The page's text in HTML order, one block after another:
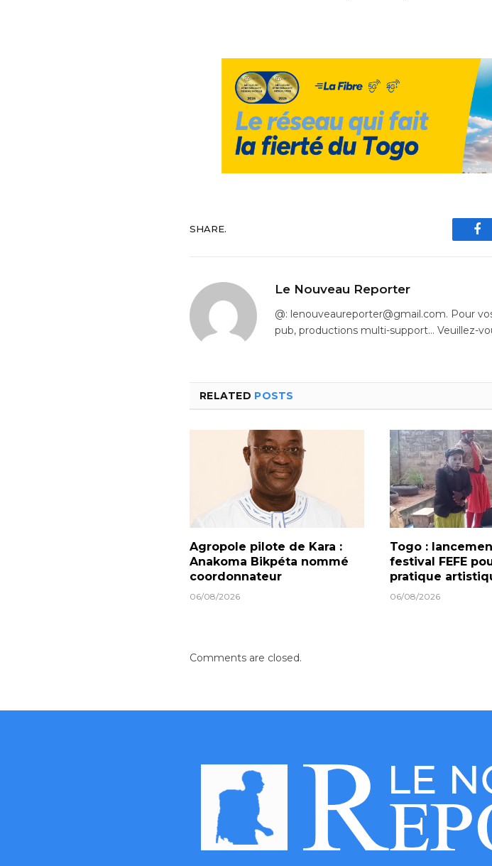
SHARE.
Le Nouveau Reporter
@: lenouveaureporter@gmail.com. Pour
pub, productions multi-support… Veuillez-
RELATED POSTS
Agropole pilote de Kara :
Anakoma Bikpéta nommé
coordonnateur
06/08/2026
Togo :
festival FEFE
pratique
06/08/2026
Comments are closed.